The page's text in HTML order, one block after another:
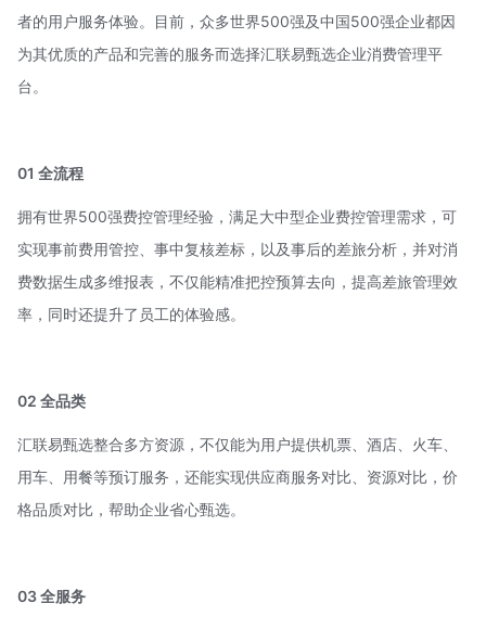
者的用户服务体验。目前，众多世界500强及中国500强企业都因
为其优质的产品和完善的服务而选择汇联易甄选企业消费管理平
台。
01 全流程
拥有世界500强费控管理经验，满足大中型企业费控管理需求，可
实现事前费用管控、事中复核差标，以及事后的差旅分析，并对消
费数据生成多维报表，不仅能精准把控预算去向，提高差旅管理效
率，同时还提升了员工的体验感。
02 全品类
汇联易甄选整合多方资源，不仅能为用户提供机票、酒店、火车、
用车、用餐等预订服务，还能实现供应商服务对比、资源对比，价
格品质对比，帮助企业省心甄选。
03 全服务